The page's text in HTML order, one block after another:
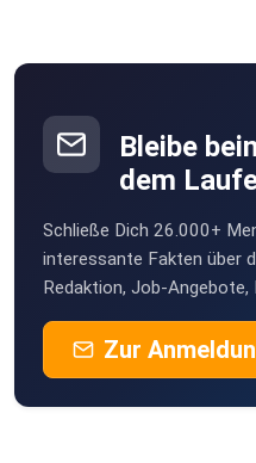
Bleibe
dem
Schließe Dich 26.000+
interessante Fakten über
Redaktion, Job-Angebote,
Zur